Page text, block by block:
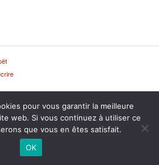
pour vous garantir la meilleure
web. Si vous continuez à utiliser ce
que vous en êtes satisfait.
OK